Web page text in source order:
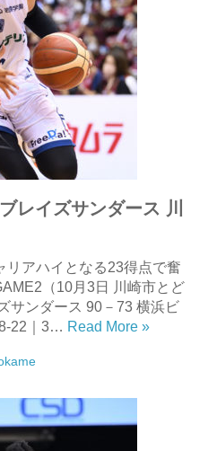
レイズサンダース 川
リアハイとなる23得点で奮
（10月3日 川崎市とど
サンダース 90－73 横浜ビ
22｜3… Read More »